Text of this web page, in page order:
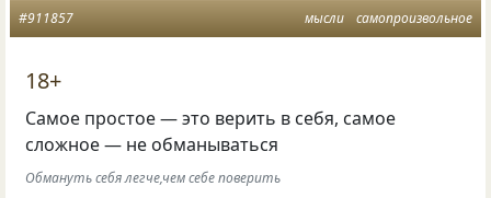
мысли самопроизвольное
#911857
18+
Самое простое — это верить в себя, самое
сложное — не обманываться
Обмануть себя легче,чем себе поверить